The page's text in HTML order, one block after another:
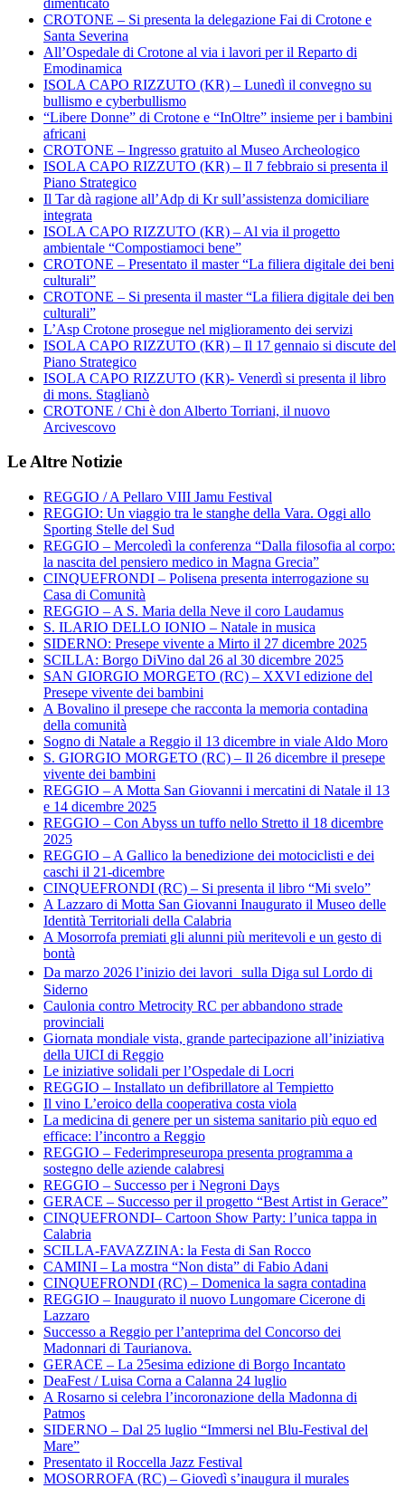
CROTONE – Si presenta la delegazione Fai di Crotone e
Santa Severina
All’Ospedale di Crotone al via i lavori per il Reparto di
Emodinamica
ISOLA CAPO RIZZUTO (KR) – Lunedì il convegno su
bullismo e cyberbullismo
“Libere Donne” di Crotone e “InOltre” insieme per i bambini
africani
CROTONE – Ingresso gratuito al Museo Archeologico
ISOLA CAPO RIZZUTO (KR) – Il 7 febbraio si presenta il
Piano Strategico
Il Tar dà ragione all’Adp di Kr sull’assistenza domiciliare
integrata
ISOLA CAPO RIZZUTO (KR) – Al via il progetto
ambientale “Compostiamoci bene”
CROTONE – Presentato il master “La filiera digitale dei beni
culturali”
CROTONE – Si presenta il master “La filiera digitale dei ben
culturali”
L’Asp Crotone prosegue nel miglioramento dei servizi
ISOLA CAPO RIZZUTO (KR) – Il 17 gennaio si discute del
Piano Strategico
ISOLA CAPO RIZZUTO (KR)- Venerdì si presenta il libro
di mons. Staglianò
CROTONE / Chi è don Alberto Torriani, il nuovo
Arcivescovo
Le Altre Notizie
REGGIO / A Pellaro VIII Jamu Festival
REGGIO: Un viaggio tra le stanghe della Vara. Oggi allo
Sporting Stelle del Sud
REGGIO – Mercoledì la conferenza “Dalla filosofia al corpo:
la nascita del pensiero medico in Magna Grecia”
CINQUEFRONDI – Polisena presenta interrogazione su
Casa di Comunità
REGGIO – A S. Maria della Neve il coro Laudamus
S. ILARIO DELLO IONIO – Natale in musica
SIDERNO: Presepe vivente a Mirto il 27 dicembre 2025
SCILLA: Borgo DiVino dal 26 al 30 dicembre 2025
SAN GIORGIO MORGETO (RC) – XXVI edizione del
Presepe vivente dei bambini
A Bovalino il presepe che racconta la memoria contadina
della comunità
Sogno di Natale a Reggio il 13 dicembre in viale Aldo Moro
S. GIORGIO MORGETO (RC) – Il 26 dicembre il presepe
vivente dei bambini
REGGIO – A Motta San Giovanni i mercatini di Natale il 13
e 14 dicembre 2025
REGGIO – Con Abyss un tuffo nello Stretto il 18 dicembre
2025
REGGIO – A Gallico la benedizione dei motociclisti e dei
caschi il 21-dicembre
CINQUEFRONDI (RC) – Si presenta il libro “Mi svelo”
A Lazzaro di Motta San Giovanni Inaugurato il Museo delle
Identità Territoriali della Calabria
A Mosorrofa premiati gli alunni più meritevoli e un gesto di
bontà
Da marzo 2026 l’inizio dei lavori sulla Diga sul Lordo di
Siderno
Caulonia contro Metrocity RC per abbandono strade
provinciali
Giornata mondiale vista, grande partecipazione all’iniziativa
della UICI di Reggio
Le iniziative solidali per l’Ospedale di Locri
REGGIO – Installato un defibrillatore al Tempietto
Il vino L’eroico della cooperativa costa viola
La medicina di genere per un sistema sanitario più equo ed
efficace: l’incontro a Reggio
REGGIO – Federimpreseuropa presenta programma a
sostegno delle aziende calabresi
REGGIO – Successo per i Negroni Days
GERACE – Successo per il progetto “Best Artist in Gerace”
CINQUEFRONDI– Cartoon Show Party: l’unica tappa in
Calabria
SCILLA-FAVAZZINA: la Festa di San Rocco
CAMINI – La mostra “Non dista” di Fabio Adani
CINQUEFRONDI (RC) – Domenica la sagra contadina
REGGIO – Inaugurato il nuovo Lungomare Cicerone di
Lazzaro
Successo a Reggio per l’anteprima del Concorso dei
Madonnari di Taurianova.
GERACE – La 25esima edizione di Borgo Incantato
DeaFest / Luisa Corna a Calanna 24 luglio
A Rosarno si celebra l’incoronazione della Madonna di
Patmos
SIDERNO – Dal 25 luglio “Immersi nel Blu-Festival del
Mare”
Presentato il Roccella Jazz Festival
MOSORROFA (RC) – Giovedì s’inaugura il murales